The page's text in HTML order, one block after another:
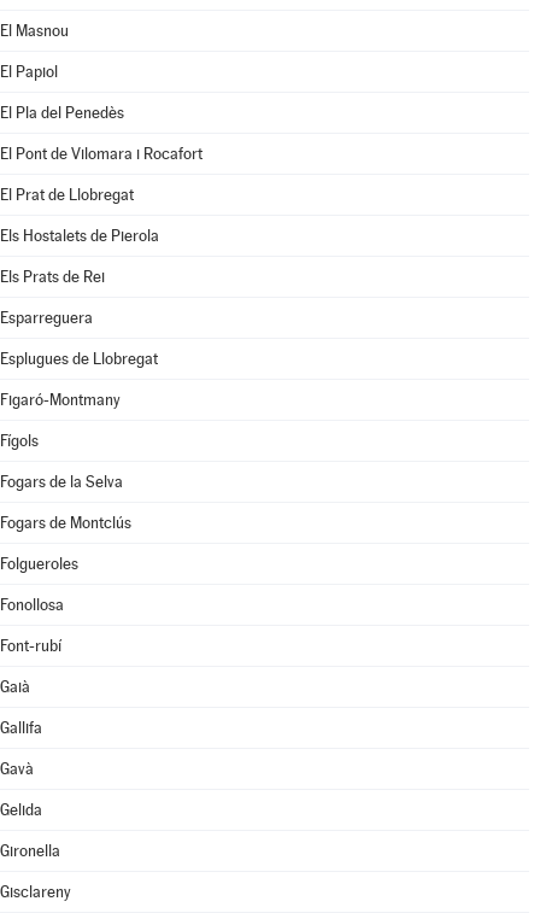
El Masnou
El Papiol
El Pla del Penedès
El Pont de Vilomara i Rocafort
El Prat de Llobregat
Els Hostalets de Pierola
Els Prats de Rei
Esparreguera
Esplugues de Llobregat
Figaró-Montmany
Fígols
Fogars de la Selva
Fogars de Montclús
Folgueroles
Fonollosa
Font-rubí
Gaià
Gallifa
Gavà
Gelida
Gironella
Gisclareny